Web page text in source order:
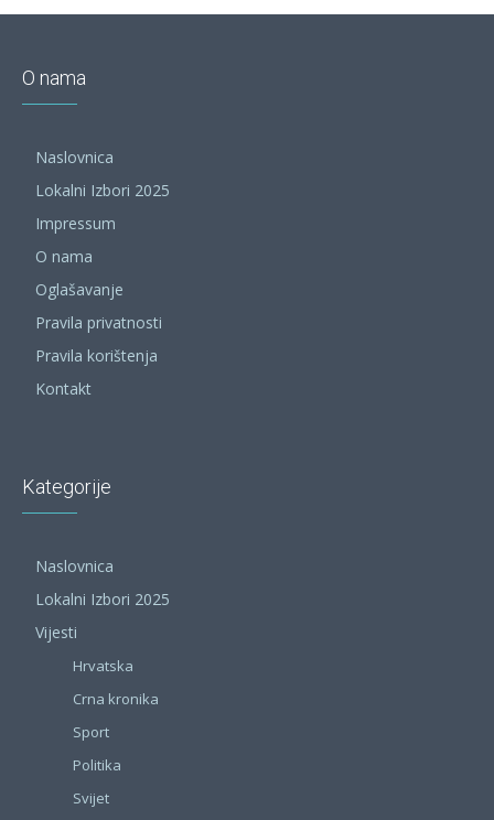
O nama
Naslovnica
Lokalni Izbori 2025
Impressum
O nama
Oglašavanje
Pravila privatnosti
Pravila korištenja
Kontakt
Kategorije
Naslovnica
Lokalni Izbori 2025
Vijesti
Hrvatska
Crna kronika
Sport
Politika
Svijet